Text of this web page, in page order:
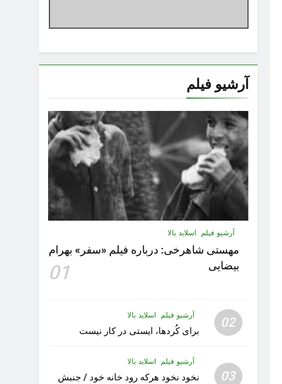
آرشیو فیلم
آرشیو فیلم اسلاید بالا
مهستى شاهرخى:‌ درباره فيلم «سفر» بهرام
بیضایی
01
02 آرشیو فیلم اسلاید بالا
برای کُردها، ایستی در کار نیست
03
آرشیو فیلم اسلاید بالا
نخود نخود هرکه رود خانه خود / جنبش